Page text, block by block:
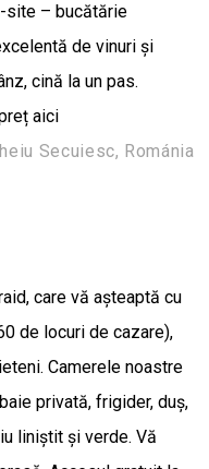
site – bucătărie
de vinuri și
cină la un pas.
aici
Secuiesc, Románia
care vă așteaptă cu
de locuri de cazare),
Camerele noastre
privată, frigider, duș,
liniștit și verde. Vă